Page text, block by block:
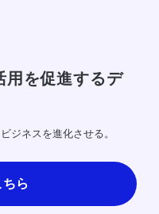
ジネスを進化させる。
用を促進するデ
ら